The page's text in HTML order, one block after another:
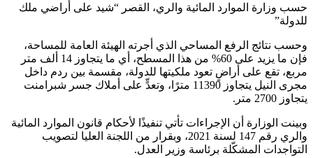
حسب وزارة الموارد المائية والري، القصر “شيد على أراضي ملك
للدولة”
وحسب نتائج الرفع المساحي الذي أجرته الهيئة العامة للمساحة،
فإن ما يزيد على 60% من هذا المسطح، أي ما يتجاوز 14 ألف متر
مربع، تقع على أراضٍ تعود ملكيتها للدولة، مقسمة بين ردم داخل
مجرى النيل يتجاوز 11390 مترًا، وتعدٍّ على أملاك جسر شبرامنت
يتجاوز 2700 متر.
وبينت الوزارة أن الإجراءات تأتي تنفيذًا لأحكام قانون الموارد المائية
والري رقم 147 لسنة 2021، وبقرار من اللجنة العليا لتصويب
التواجدات المشكّلة برئاسة وزير العدل.